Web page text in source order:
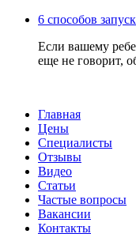
6 способов
Если вашему
еще не говорит,
Главная
Цены
Специалисты
Отзывы
Видео
Статьи
Частые вопросы
Вакансии
Контакты